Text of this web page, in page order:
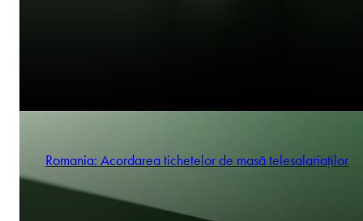
Romania: Acordarea tichetelor de masă telesalariaților